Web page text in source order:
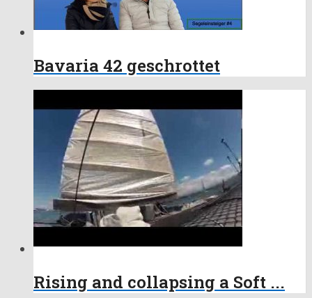
Bavaria 42 geschrottet
Rising and collapsing a Soft ...